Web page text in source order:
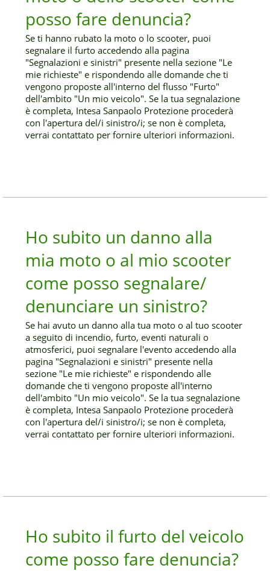
posso fare denuncia?
Se ti hanno rubato la moto o lo scooter, puoi
segnalare il furto accedendo alla pagina
"Segnalazioni e sinistri" presente nella sezione "Le
mie richieste" e rispondendo alle domande che ti
vengono proposte all'interno del flusso "Furto"
dell'ambito "Un mio veicolo". Se la tua segnalazione
è completa, Intesa Sanpaolo Protezione procederà
con l'apertura del/i sinistro/i; se non è completa,
verrai contattato per fornire ulteriori informazioni.
Ho subito un danno alla
mia moto o al mio scooter
come posso segnalare/
denunciare un sinistro?
Se hai avuto un danno alla tua moto o al tuo scooter
a seguito di incendio, furto, eventi naturali o
atmosferici, puoi segnalare l'evento accedendo alla
pagina "Segnalazioni e sinistri" presente nella
sezione "Le mie richieste" e rispondendo alle
domande che ti vengono proposte all'interno
dell'ambito "Un mio veicolo". Se la tua segnalazione
è completa, Intesa Sanpaolo Protezione procederà
con l'apertura del/i sinistro/i; se non è completa,
verrai contattato per fornire ulteriori informazioni.
Ho subito il furto del veicolo
come posso fare denuncia?